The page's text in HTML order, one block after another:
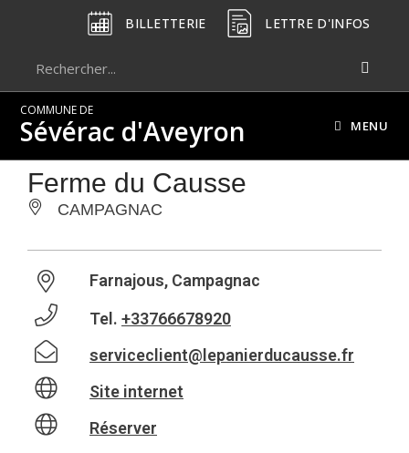
BILLETTERIE LETTRE D'INFOS
COMMUNE DE
Sévérac d'Aveyron MENU
Ferme du Causse
CAMPAGNAC
Farnajous, Campagnac
Tel. +33766678920
serviceclient@lepanierducausse.fr
Site internet
Réserver